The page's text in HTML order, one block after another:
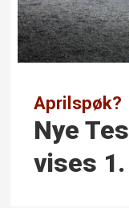
Aprilspøk?
Nye
vises